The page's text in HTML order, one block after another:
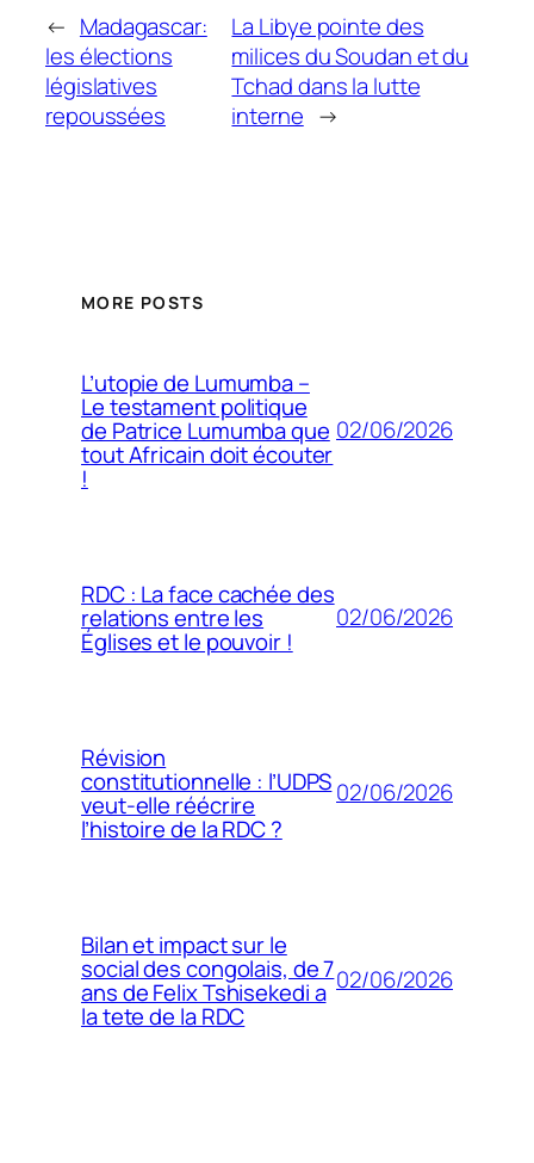
← Madagascar:
les élections
législatives
repoussées
La Libye pointe des
milices du Soudan et du
Tchad dans la lutte
interne →
MORE POSTS
L’utopie de Lumumba –
Le testament politique
de Patrice Lumumba que
tout Africain doit écouter
!
02/06/2026
RDC : La face cachée des
relations entre les
Églises et le pouvoir !
02/06/2026
Révision
constitutionnelle : l’UDPS
veut-elle réécrire
l’histoire de la RDC ?
02/06/2026
Bilan et impact sur le
social des congolais, de 7
ans de Felix Tshisekedi a
la tete de la RDC
02/06/2026